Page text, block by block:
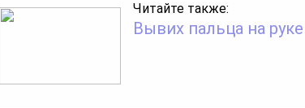
Читайте также:
Вывих пальца на руке